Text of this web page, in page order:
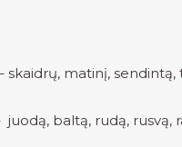
skaidrų, matinį,
juodą, baltą, rudą, rusvą,